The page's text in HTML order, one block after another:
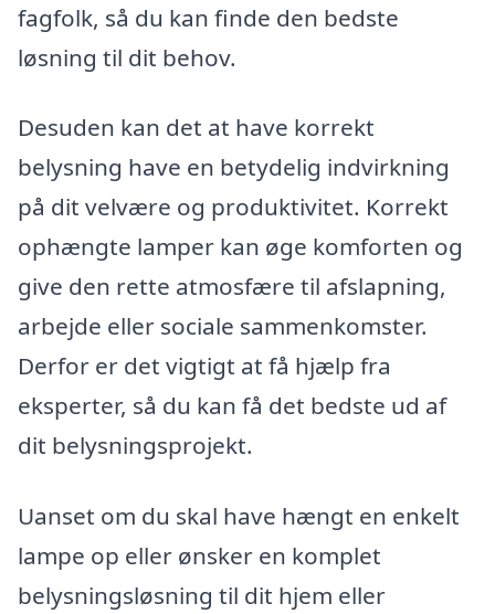
fagfolk, så du kan finde den bedste
løsning til dit behov.
Desuden kan det at have korrekt
belysning have en betydelig indvirkning
på dit velvære og produktivitet. Korrekt
ophængte lamper kan øge komforten og
give den rette atmosfære til afslapning,
arbejde eller sociale sammenkomster.
Derfor er det vigtigt at få hjælp fra
eksperter, så du kan få det bedste ud af
dit belysningsprojekt.
Uanset om du skal have hængt en enkelt
lampe op eller ønsker en komplet
belysningsløsning til dit hjem eller